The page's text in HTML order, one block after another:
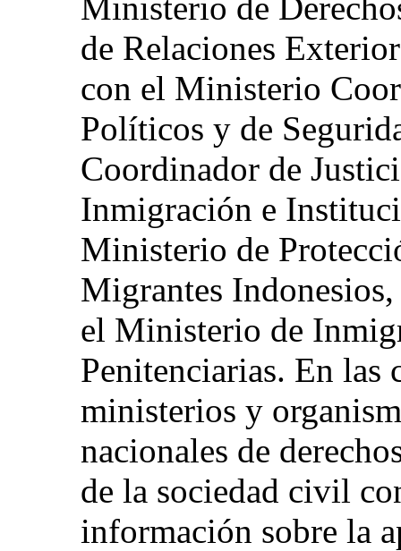
de Relaciones
con el Ministerio
Políticos y de
Coordinador de
Inmigración e
Ministerio de
Migrantes
el Ministerio de
Penitenciarias. En las
ministerios y
nacionales de
de la sociedad civil
información sobre la